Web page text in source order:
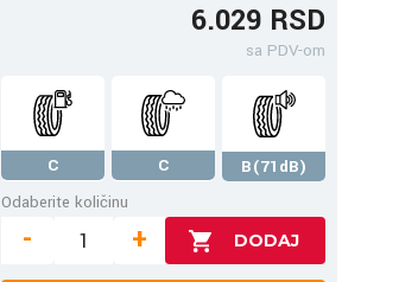
6.029 RSD
sa PDV-om
C C
B(71dB)
Odaberite količinu
- +